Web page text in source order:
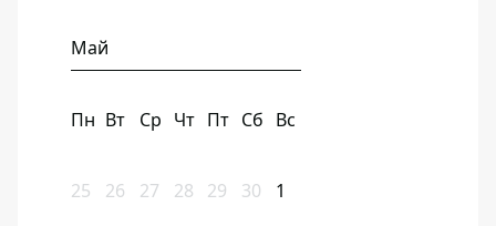
Май
Пн Вт Ср Чт Пт Сб Вс
25 26 27 28 29 30 1